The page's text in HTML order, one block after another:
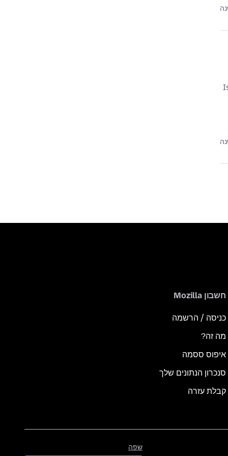
חשבון Mozilla
כניסה / הרשמה
מה זה?
איפוס ססמה
סנכרון הנתונים שלך
קבלת עזרה
שפה